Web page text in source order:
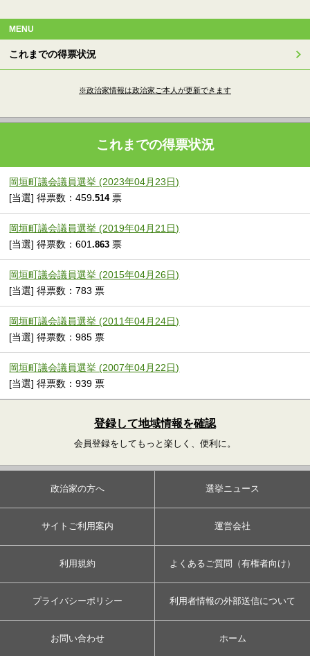
MENU
これまでの得票状況
※政治家情報は政治家ご本人が更新できます
これまでの得票状況
岡垣町議会議員選挙 (2023年04月23日)
[当選] 得票数：459.514票
岡垣町議会議員選挙 (2019年04月21日)
[当選] 得票数：601.863 票
岡垣町議会議員選挙 (2015年04月26日)
[当選] 得票数：783 票
岡垣町議会議員選挙 (2011年04月24日)
[当選] 得票数：985 票
岡垣町議会議員選挙 (2007年04月22日)
[当選] 得票数：939 票
登録して地域情報を確認
会員登録をしてもっと楽しく、便利に。
政治家の方へ 選挙ニュース
サイトご利用案内 運営会社
利用規約 よくあるご質問（有権者向け）
プライバシーポリシー 利用者情報の外部送信について
お問い合わせ ホーム